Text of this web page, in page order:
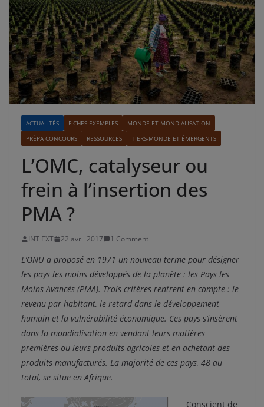
ACTUALITÉS FICHES-EXEMPLES
MONDE ET MONDIALISATION
PRÉPA CONCOURS
RESSOURCES TIERS-MONDE ET ÉMERGENTS
L’OMC, catalyseur ou
frein à l’insertion des
PMA ?
INT EXT 22 avril 2017 1 Comment
L’ONU a proposé en 1971 un nouveau terme pour désigner
les pays les moins développés de la planète : les Pays les
Moins Avancés (PMA). Trois critères rentrent en compte : le
revenu par habitant, le retard dans le développement
humain et la vulnérabilité économique. Ces pays s’insèrent
dans la mondialisation en vendant leurs matières
premières ou leurs produits agricoles et en achetant des
produits manufacturés. La majorité de ces pays, 48 au
total, se situe en Afrique.
Conscient de